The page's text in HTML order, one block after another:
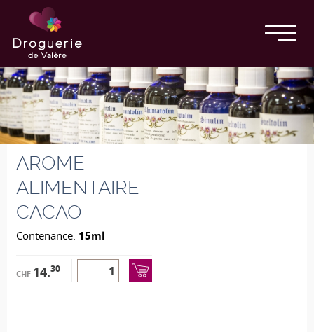
AROME
ALIMENTAIRE
CACAO
Contenance: 15ml
CHF 14.30